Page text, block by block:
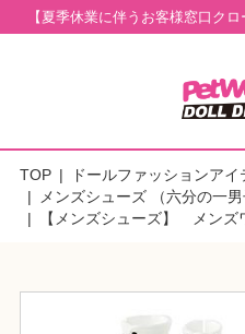
【夏季休業に伴うお客様窓口ク
TOP
ドールファッションアイ
メンズシューズ （六分の一男
【メンズシューズ】 メンズ